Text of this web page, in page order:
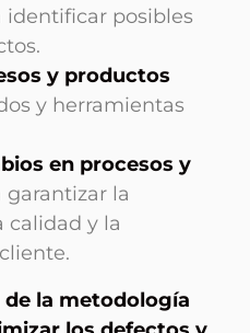
identificar posibles
y productos
y herramientas
en procesos y
garantizar la
calidad y la
la metodología